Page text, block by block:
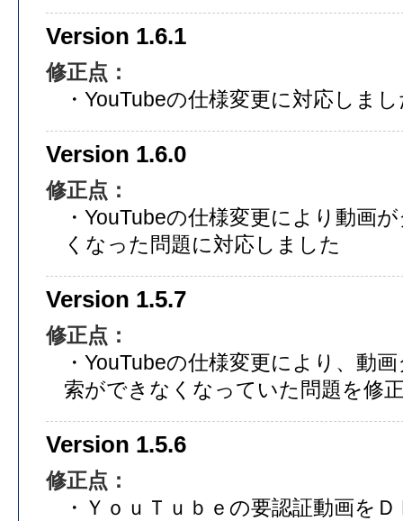
Version 1.6.1
修正点：
・YouTubeの仕様変更に対応しま
Version 1.6.0
修正点：
・YouTubeの仕様変更により動画
くなった問題に対応しました
Version 1.5.7
修正点：
・YouTubeの仕様変更により、動
索ができなくなっていた問題を修
Version 1.5.6
修正点：
・ＹｏｕＴｕｂｅの要認証動画を